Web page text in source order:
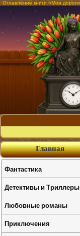
Оглавление книги «Мои
Главная
Фантастика
Детективы и Триллеры
Любовные романы
Приключения